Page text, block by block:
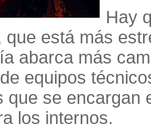
Hay
que está más
abarca más
equipos
que se encargan
los internos.